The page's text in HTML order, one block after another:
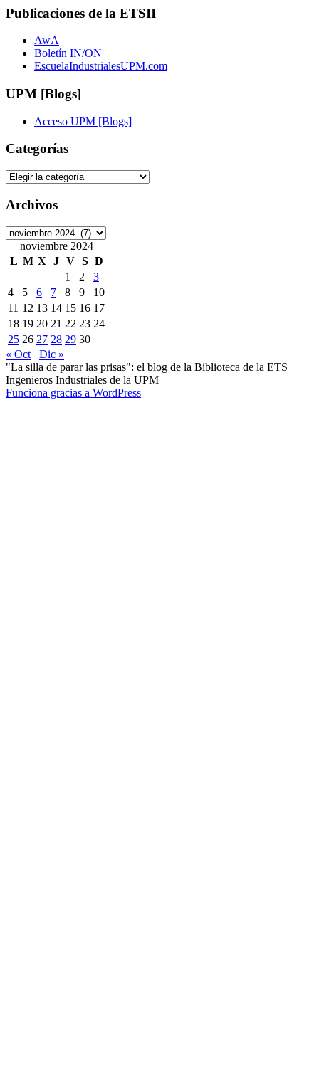
Publicaciones de la ETSII
AwA
Boletín IN/ON
EscuelaIndustrialesUPM.com
UPM [Blogs]
Acceso UPM [Blogs]
Categorías
Categorías
Archivos
Archivos
noviembre 2024
L M X J V S D
1
2
3
4
5 6 7 8 9
10
11 12 13 14 15 16 17
18 19 20 21 22 23 24
25 26 27 28 29 30
« Oct
Dic »
"La silla de parar las prisas": el blog de la Biblioteca de la ETS
Ingenieros Industriales de la UPM
Funciona gracias a WordPress